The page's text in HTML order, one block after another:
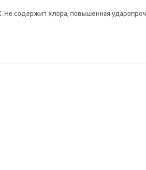
Не содержит хлора, повышенная